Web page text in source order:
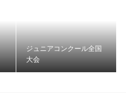
ジュニアコンクール全国
大会